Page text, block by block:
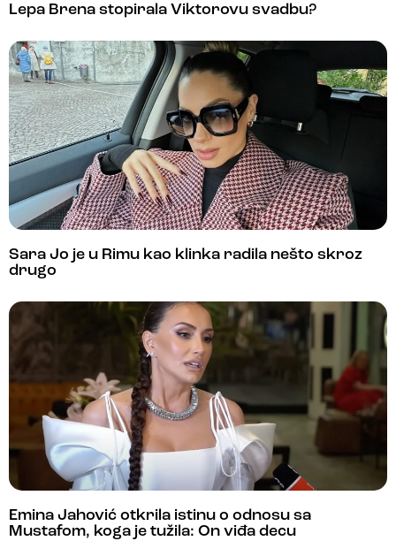
Lepa Brena stopirala Viktorovu svadbu?
Sara Jo je u Rimu kao klinka radila nešto skroz
drugo
Emina Jahović otkrila istinu o odnosu sa
Mustafom, koga je tužila: On viđa decu